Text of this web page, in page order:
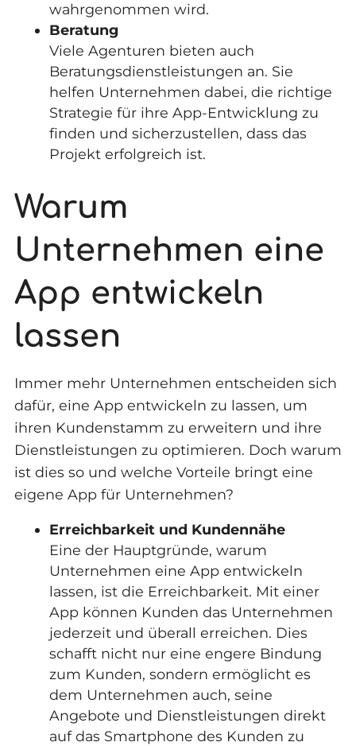
wahrgenommen wird.
Beratung
Viele Agenturen bieten auch
Beratungsdienstleistungen an. Sie
helfen Unternehmen dabei, die richtige
Strategie für ihre App-Entwicklung zu
finden und sicherzustellen, dass das
Projekt erfolgreich ist.
Warum
Unternehmen eine
App entwickeln
lassen
Immer mehr Unternehmen entscheiden sich
dafür, eine App entwickeln zu lassen, um
ihren Kundenstamm zu erweitern und ihre
Dienstleistungen zu optimieren. Doch warum
ist dies so und welche Vorteile bringt eine
eigene App für Unternehmen?
Erreichbarkeit und Kundennähe
Eine der Hauptgründe, warum
Unternehmen eine App entwickeln
lassen, ist die Erreichbarkeit. Mit einer
App können Kunden das Unternehmen
jederzeit und überall erreichen. Dies
schafft nicht nur eine engere Bindung
zum Kunden, sondern ermöglicht es
dem Unternehmen auch, seine
Angebote und Dienstleistungen direkt
auf das Smartphone des Kunden zu